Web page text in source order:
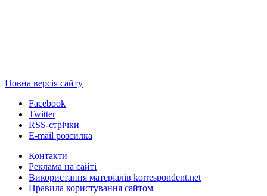
Повна версія сайту
Facebook
Twitter
RSS-стрічки
E-mail розсилка
Контакти
Реклама на сайті
Використання матеріалів korrespondent.net
Правила користування сайтом